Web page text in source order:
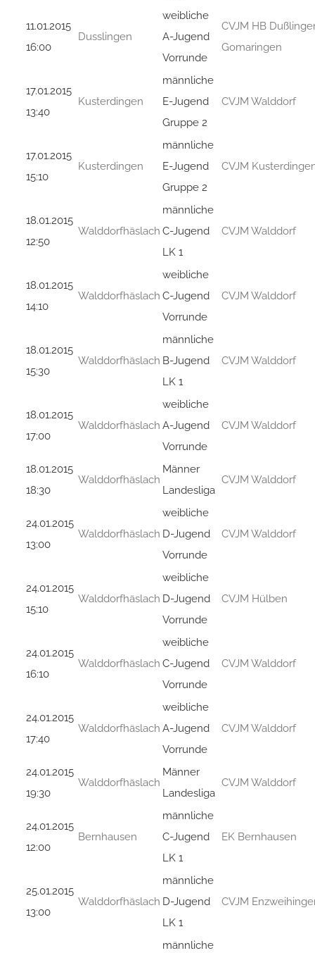
11.01.2015
16:00
Dusslingen
weibliche
A-Jugend
Vorrunde
CVJM HB
Gomaringen
17.01.2015
13:40
Kusterdingen
männliche
E-Jugend
Gruppe 2
CVJM Walddorf
17.01.2015
15:10
Kusterdingen
männliche
E-Jugend
Gruppe 2
CVJM
18.01.2015
12:50
Walddorfhäslach
männliche
C-Jugend
LK 1
CVJM Walddorf
18.01.2015
14:10
Walddorfhäslach
weibliche
C-Jugend
Vorrunde
CVJM Walddorf
18.01.2015
15:30
Walddorfhäslach
männliche
B-Jugend
LK 1
CVJM Walddorf
18.01.2015
17:00
Walddorfhäslach
weibliche
A-Jugend
Vorrunde
CVJM Walddorf
18.01.2015
18:30
Walddorfhäslach
Männer
Landesliga
CVJM Walddorf
24.01.2015
13:00
Walddorfhäslach
weibliche
D-Jugend
Vorrunde
CVJM Walddorf
24.01.2015
15:10
Walddorfhäslach
weibliche
D-Jugend
Vorrunde
CVJM Hülben
24.01.2015
16:10
Walddorfhäslach
weibliche
C-Jugend
Vorrunde
CVJM Walddorf
24.01.2015
17:40
Walddorfhäslach
weibliche
A-Jugend
Vorrunde
CVJM Walddorf
24.01.2015
19:30
Walddorfhäslach
Männer
Landesliga
CVJM Walddorf
24.01.2015
12:00
Bernhausen
männliche
C-Jugend
LK 1
EK Bernhausen
25.01.2015
13:00
Walddorfhäslach
männliche
D-Jugend
LK 1
CVJM
männliche